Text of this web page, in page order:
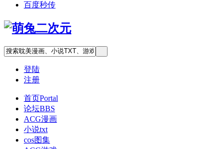
百度秒传
登陆
注册
首页Portal
论坛BBS
ACG漫画
小说txt
cos图集